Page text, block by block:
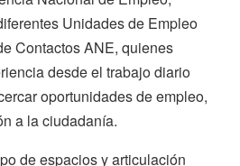
Unidades de Empleo
Contactos ANE, quienes
desde el trabajo diario
oportunidades de empleo,
a la ciudadanía.
de espacios y articulación